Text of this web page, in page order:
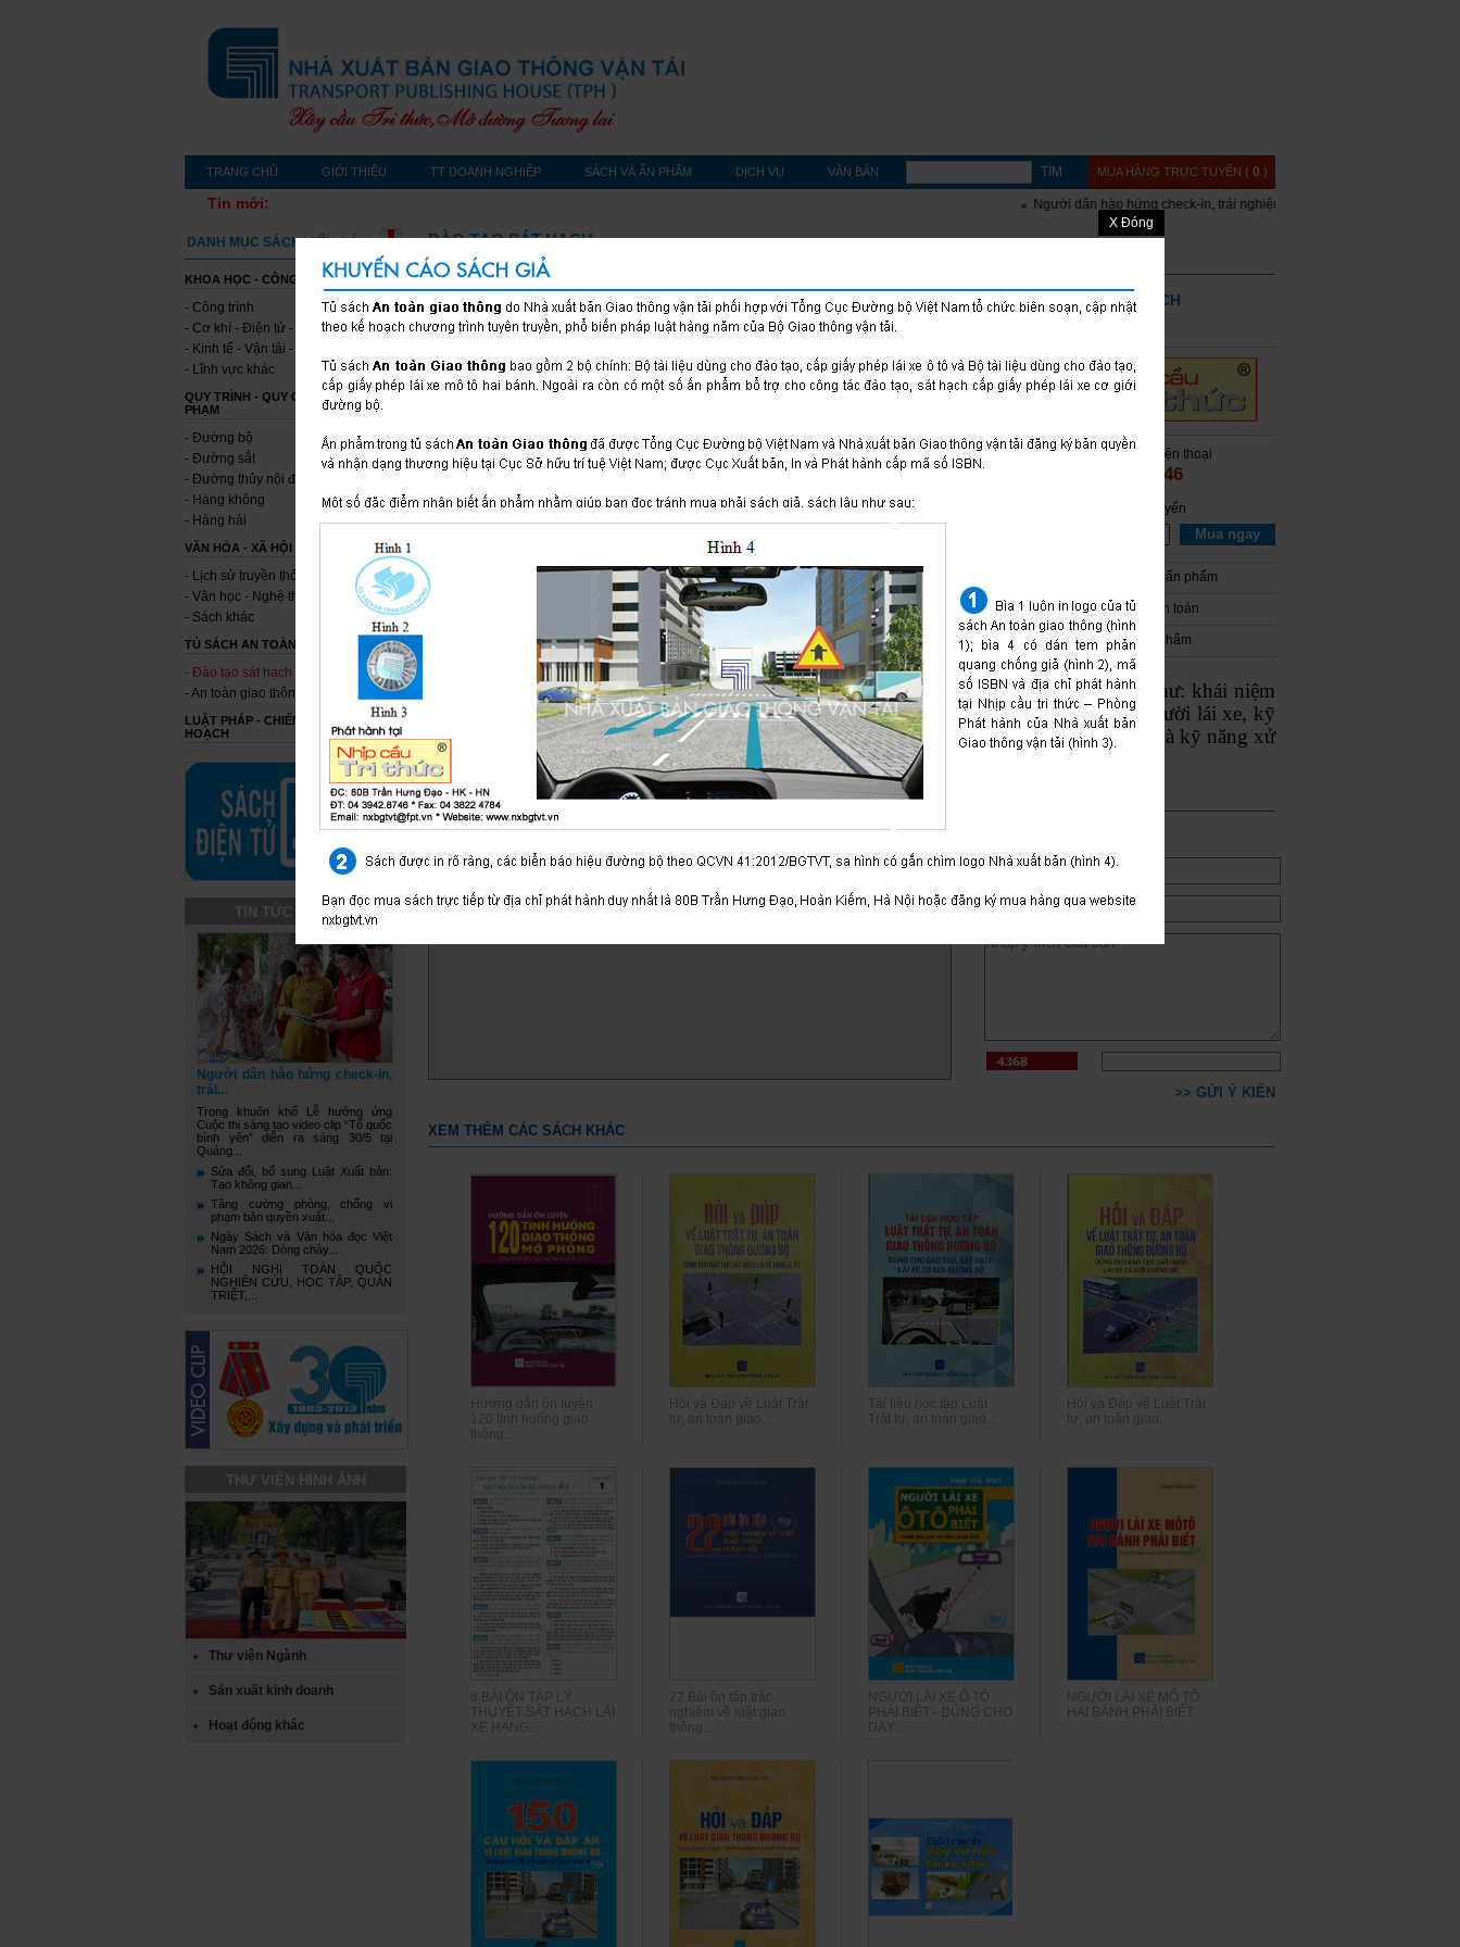
TRANG CHỦ GIỚI THIỆU TT DOANH NGHIỆP SÁCH VÀ ẤN PHẨM DỊCH VỤ VĂN BẢN TÌM MUA HÀNG TRỰC TUYẾN ( 0 )
Tin mới: Người dân hào hứng check-in, trải nghiệm gian trưng bày của CSGT và
DANH MỤC SÁCH HIỆN CÓ
KHOA HỌC - CÔNG NGHỆ
- Công trình
- Cơ khí - Điện tử - Tin học
- Kinh tế - Vận tải - Môi trường
- Lĩnh vực khác
QUY TRÌNH - QUY CHUẨN - QUY
PHẠM
- Đường bộ
- Đường sắt
- Đường thủy nội địa
- Hàng không
- Hàng hải
VĂN HÓA - XÃ HỘI
- Lịch sử truyền thống
- Văn học - Nghệ thuật
- Sách khác
TỦ SÁCH AN TOÀN GIAO THÔNG
- Đào tạo sát hạch
- An toàn giao thông khác
LUẬT PHÁP - CHIẾN LƯỢC - QUY
HOẠCH
TIN TỨC SỰ KIỆN
Người dân hào hứng check-in,
trải...
Trong khuôn khổ Lễ hưởng ứng
Cuộc thi sáng tạo video clip “Tổ quốc
bình yên” diễn ra sáng 30/5 tại
Quảng...
Sửa đổi, bổ sung Luật Xuất bản:
Tạo không gian...
Tăng cường phòng, chống vi
phạm bản quyền xuất...
Ngày Sách và Văn hóa đọc Việt
Nam 2026: Dòng chảy...
HỘI NGHỊ TOÀN QUỐC
NGHIÊN CỨU, HỌC TẬP, QUÁN
TRIỆT,...
THƯ VIỆN HÌNH ẢNH
Thư viện Ngành
Sản xuất kinh doanh
Hoạt động khác
ĐÀO TẠO SÁT HẠCH
600 CÂU HỎI DÙNG CHO SÁT HẠCH, CẤP
GIẤY PHÉP LÁI XE CƠ GIỚI ĐƯỜNG BỘ
Loại sách: Đào tạo sát hạch
Khổ sách: 14.5 x 20.5 cm
ĐẶT MUA SÁCH
Mua hàng qua điện thoại
024 3942.8746
Mua hàng trực tuyến
Mua ngay
Hướng dẫn mua ấn phẩm
Hướng dẫn thanh toán
Giao - Nhận ấn phẩm
Sách có bố cục gồm 8 chương, với tổng số 600 câu hỏi liên quan đến các lĩnh vực như: khái niệm
và quy tắc giao thông đường bộ, nghiệp vụ vận tải, văn hóa giao thông và đạo đức người lái xe, kỹ
thuật lái xe, cấu tạo và sửa chữa, hệ thống biển báo hiệu đường bộ, giải các thế sa hình và kỹ năng xử
lý tình huống giao thông.
Ý KIẾN BẠN ĐỌC
>> GỬI Ý KIẾN
XEM THÊM CÁC SÁCH KHÁC
Hướng dẫn ôn luyện
120 tình huống giao
thông...
Hỏi và Đáp về Luật Trật
tự, an toàn giao...
Tài liệu học tập Luật
Trật tự, an toàn giao...
Hỏi và Đáp về Luật Trật
tự, an toàn giao...
8 BÀI ÔN TẬP LÝ
THUYẾT SÁT HẠCH LÁI
XE HẠNG...
22 Bài ôn tập trắc
nghiệm về luật giao
thông...
NGƯỜI LÁI XE Ô TÔ
PHẢI BIẾT - DÙNG CHO
DẠY...
NGƯỜI LÁI XE MÔ TÔ
HAI BÁNH PHẢI BIẾT
X Đóng